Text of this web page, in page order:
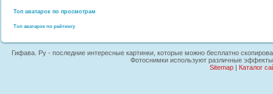
Топ аватарок по просмотрам
Топ аватарок по рейтингу
Гифава. Ру - последние интересные картинки, которые можно бесплатно
Фотоснимки используют различные
Sitemap| Каталог